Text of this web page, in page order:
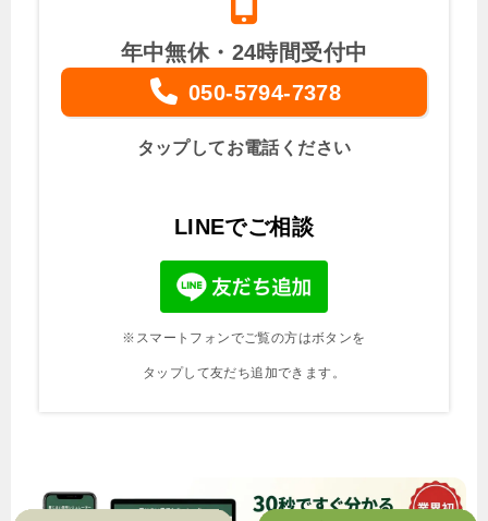
年中無休・24時間受付中
050-5794-7378
タップしてお電話ください
LINEでご相談
※スマートフォンでご覧の方はボタンを
タップして友だち追加できます。